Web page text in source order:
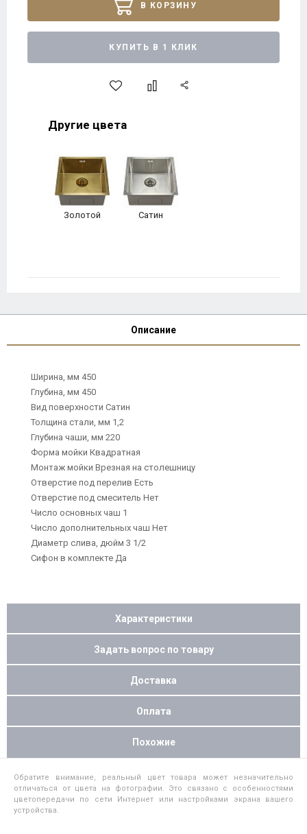
В КОРЗИНУ
КУПИТЬ В 1 КЛИК
Другие цвета
Золотой Сатин
Описание
Ширина, мм 450
Глубина, мм 450
Вид поверхности Сатин
Толщина стали, мм 1,2
Глубина чаши, мм 220
Форма мойки Квадратная
Монтаж мойки Врезная на столешницу
Отверстие под перелив Есть
Отверстие под смеситель Нет
Число основных чаш 1
Число дополнительных чаш Нет
Диаметр слива, дюйм 3 1/2
Сифон в комплекте Да
Характеристики
Задать вопрос по товару
Доставка
Оплата
Похожие
Обратите внимание, реальный цвет товара может незначительно
отличаться от цвета на фотографии. Это связано с особенностями
цветопередачи по сети Интернет или настройками экрана вашего
устройства.